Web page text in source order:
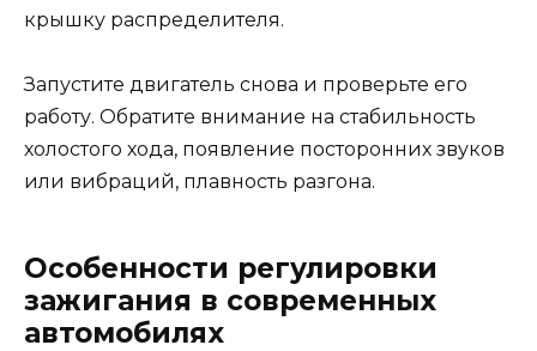
крышку распределителя.
Запустите двигатель снова и проверьте его
работу. Обратите внимание на стабильность
холостого хода, появление посторонних звуков
или вибраций, плавность разгона.
Особенности регулировки
зажигания в современных
автомобилях